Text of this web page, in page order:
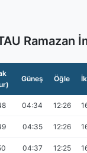
Ramazan
Güneş Öğle
04:34 12:26
04:35 12:26
04:37 12:25